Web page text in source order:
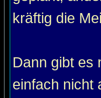
kräftig die
Dann gibt es
einfach nicht